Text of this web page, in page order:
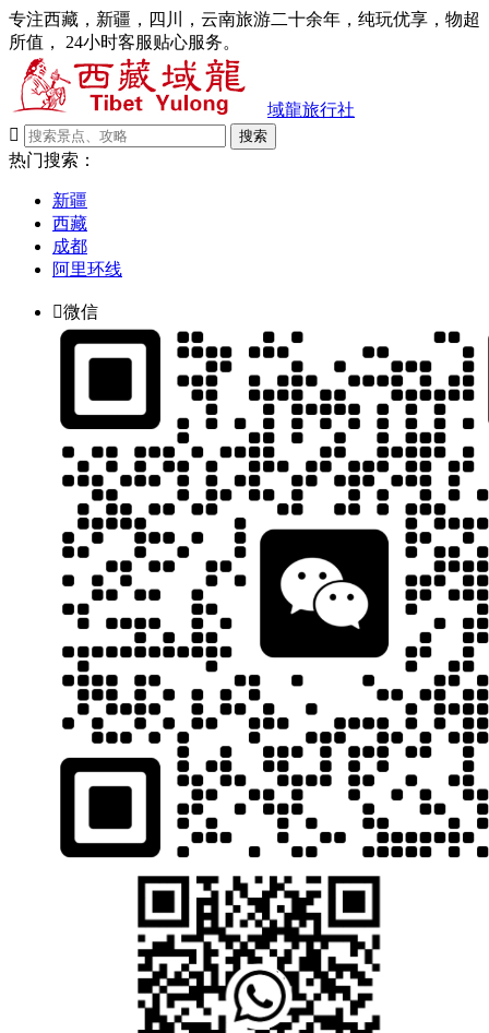
专注西藏，新疆，四川，云南旅游二十余年，纯玩优享，物超
所值， 24小时客服贴心服务。
域龍旅行社

搜索
热门搜索：
新疆
西藏
成都
阿里环线
微信